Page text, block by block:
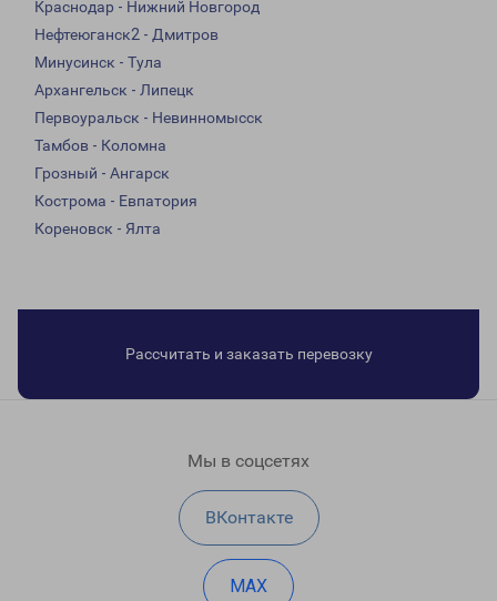
Краснодар - Нижний Новгород
Нефтеюганск2 - Дмитров
Минусинск - Тула
Архангельск - Липецк
Первоуральск - Невинномысск
Тамбов - Коломна
Грозный - Ангарск
Кострома - Евпатория
Кореновск - Ялта
Рассчитать и заказать перевозку
Мы в соцсетях
ВКонтакте
MAX